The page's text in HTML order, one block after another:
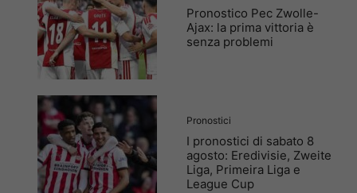
Pronostico Pec Zwolle-
Ajax: la prima vittoria è
senza problemi
Pronostici
I pronostici di sabato 8
agosto: Eredivisie, Zweite
Liga, Primeira Liga e
League Cup